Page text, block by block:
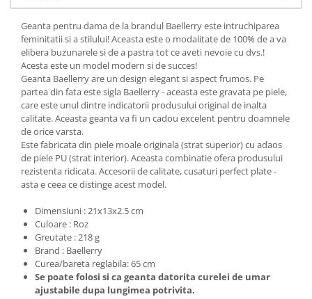
Geanta pentru dama de la brandul Baellerry este intruchiparea
feminitatii si a stilului! Aceasta este o modalitate de 100% de a va
elibera buzunarele si de a pastra tot ce aveti nevoie cu dvs.!
Acesta este un model modern si de succes!
Geanta Baellerry are un design elegant si aspect frumos. Pe
partea din fata este sigla Baellerry - aceasta este gravata pe piele,
care este unul dintre indicatorii produsului original de inalta
calitate. Aceasta geanta va fi un cadou excelent pentru doamnele
de orice varsta.
Este fabricata din piele moale originala (strat superior) cu adaos
de piele PU (strat interior). Aceasta combinatie ofera produsului
rezistenta ridicata. Accesorii de calitate, cusaturi perfect plate -
asta e ceea ce distinge acest model.
Dimensiuni : 21x13x2.5 cm
Culoare : Roz
Greutate : 218 g
Brand : Baellerry
Curea/bareta reglabila: 65 cm
Se poate folosi si ca geanta datorita curelei de umar
ajustabile dupa lungimea potrivita.